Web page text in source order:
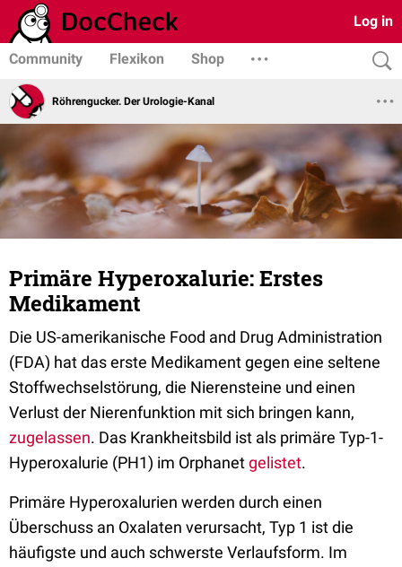
Log in
Community Flexikon Shop
Röhrengucker. Der Urologie-Kanal
Primäre Hyperoxalurie: Erstes
Medikament
Die US-amerikanische Food and Drug Administration
(FDA) hat das erste Medikament gegen eine seltene
Stoffwechselstörung, die Nierensteine und einen
Verlust der Nierenfunktion mit sich bringen kann,
zugelassen. Das Krankheitsbild ist als primäre Typ-1-
Hyperoxalurie (PH1) im Orphanetgelistet.
Primäre Hyperoxalurien werden durch einen
Überschuss an Oxalaten verursacht, Typ 1 ist die
häufigste und auch schwerste Verlaufsform. Im